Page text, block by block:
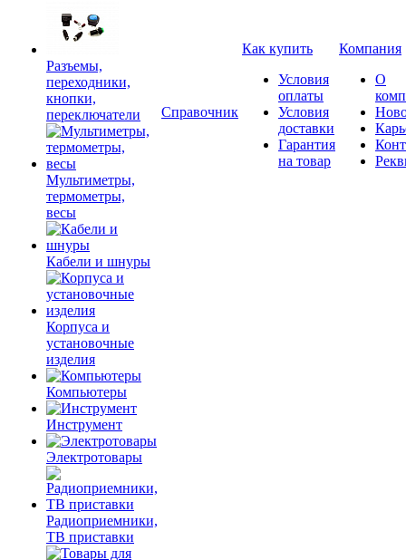
Разъемы,
переходники,
кнопки,
переключатели
Мультиметры,
термометры,
весы
Кабели и шнуры
Корпуса и
установочные
изделия
Компьютеры
Инструмент
Электротовары
Радиоприемники,
ТВ приставки
Справочник
Как купить
Условия
оплаты
Условия
доставки
Гарантия
на товар
Компания
О